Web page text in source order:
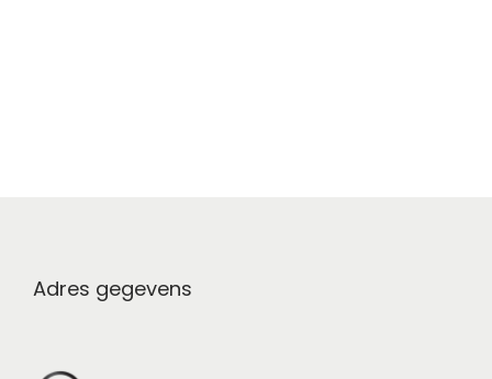
Adres gegevens